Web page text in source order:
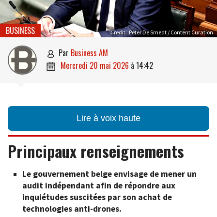
Credit : Peter De Smedt / Content Curation
BUSINESS
 par Business AM
 mercredi 20 mai 2026 à 14:42
Lire à voix haute
Principaux renseignements
Le gouvernement belge envisage de mener un
audit indépendant afin de répondre aux
inquiétudes suscitées par son achat de
technologies anti-drones.